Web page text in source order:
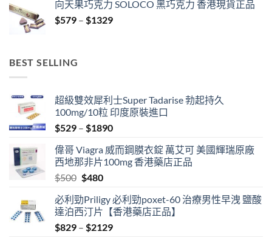
$529
through
向天果巧克力 SOLOCO 黑巧克力 香港現貨正品
$579 – $1329Price
BEST SELLING
超級雙效犀利士Super Tadarise 勃起持久
100mg/10粒 印度原裝進口
$529 – $1890Price
$529
through
偉哥 Viagra 威而鋼膜衣錠 萬艾可 美國輝瑞原廠
西地那非片100mg 香港藥店正品
$500 Original
was:
$500.
$480Current
is:
$480.
必利勁Priligy 必利勁poxet-60 治療男性早洩 鹽酸
達泊西汀片【香港藥店正品】
$829 – $2129Price